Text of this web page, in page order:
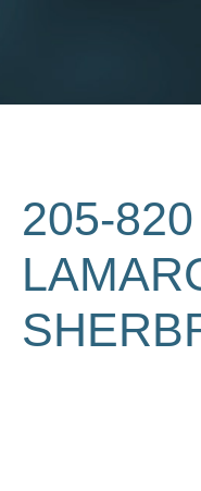
205-